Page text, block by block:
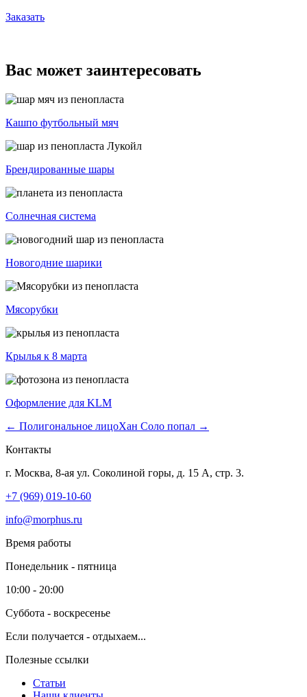
Заказать
Вас может заинтересовать
Кашпо футбольный мяч
Брендированные шары
Солнечная система
Новогодние шарики
Мясорубки
Крылья к 8 марта
Оформление для KLM
← Полигональное лицоХан Соло попал →
Контакты
г. Москва, 8-ая ул. Соколиной горы, д. 15 А, стр. 3.
+7 (969) 019-10-60
info@morphus.ru
Время работы
Понедельник - пятница
10:00 - 20:00
Суббота - воскресенье
Если получается - отдыхаем...
Полезные ссылки
Статьи